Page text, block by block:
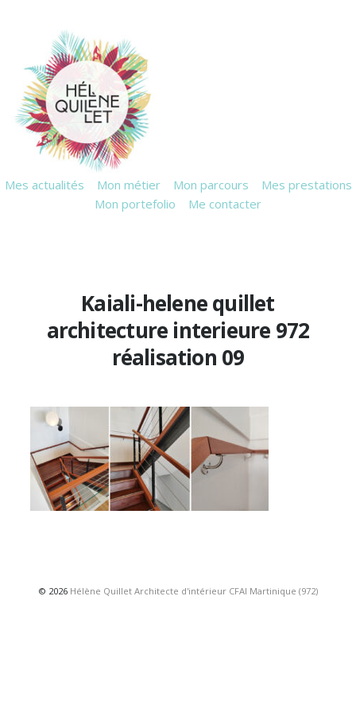
Mes actualités Mon métier Mon parcours
Mes prestations
Mon portefolio
Me contacter
Kaiali-helene quillet
architecture interieure 972
réalisation 09
© 2026 Hélène Quillet Architecte d'intérieur CFAI Martinique (972)